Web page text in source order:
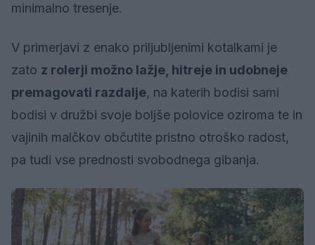
minimalno tresenje.
V primerjavi z enako priljubljenimi kotalkami je
zato z rolerji možno lažje, hitreje in udobneje
premagovati razdalje, na katerih bodisi sami
bodisi v družbi svoje boljše polovice oziroma te in
vajinih malčkov občutite pristno otroško radost,
pa tudi vse prednosti svobodnega gibanja.